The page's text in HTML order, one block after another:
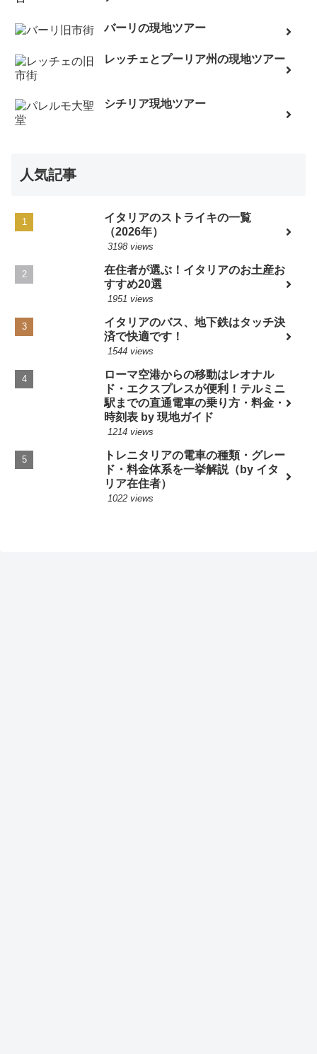
バーリの現地ツアー
レッチェとプーリア州の現地ツアー
シチリア現地ツアー
人気記事
イタリアのストライキの一覧
（2026年）
3198 views
在住者が選ぶ！イタリアのお土産お
すすめ20選
1951 views
イタリアのバス、地下鉄はタッチ決
済で快適です！
1544 views
ローマ空港からの移動はレオナル
ド・エクスプレスが便利！テルミニ
駅までの直通電車の乗り方・料金・
時刻表 by 現地ガイド
1214 views
トレニタリアの電車の種類・グレー
ド・料金体系を一挙解説（by イタ
リア在住者）
1022 views